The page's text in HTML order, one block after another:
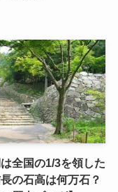
全国の1/3を領した
の石高は何万石？